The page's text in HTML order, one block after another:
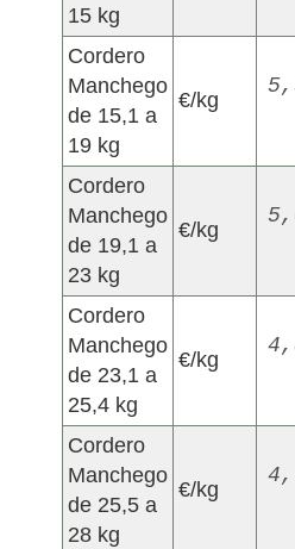
15 kg
Cordero
Manchego
de 15,1 a
19 kg
€/kg
Cordero
Manchego
de 19,1 a
23 kg
€/kg
Cordero
Manchego
de 23,1 a
25,4 kg
€/kg
Cordero
Manchego
de 25,5 a
28 kg
€/kg